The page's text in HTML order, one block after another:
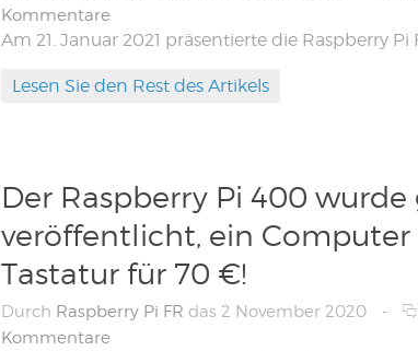
Kommentare
Lesen Sie den Rest des Artikels
Der Raspberry Pi 400 wurde
veröffentlicht, ein Computer
Tastatur für 70 €!
Durch Raspberry Pi FR das 2 November 2020 -
Kommentare